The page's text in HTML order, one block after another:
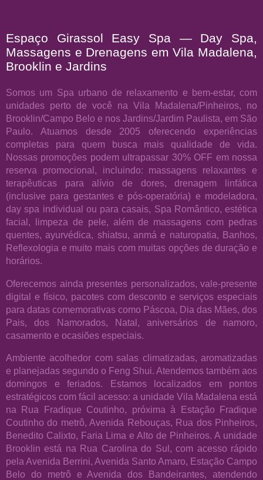
Espaço Girassol Easy Spa — Day Spa,
Massagens e Drenagens em Vila Madalena,
Brooklin e Jardins
Somos um Spa urbano de relaxamento e bem-estar, com
unidades perto de você na Vila Madalena/Pinheiros, no
Brooklin/Campo Belo e nos Jardins/Jardim Paulista, em São
Paulo. Atuamos desde 2005 oferecendo experiências
completas para quem busca mais qualidade de vida.
Nossas promoções podem ultrapassar 30% OFF em nossa
reserva promocional, incluindo: massagens relaxantes e
terapêuticas para alívio de dores, drenagem linfática
(inclusive para gestantes e pós-operatória) e modeladora,
day spa individual ou para casais, Spa Romântico, estética
facial, limpeza de pele, além de massagens com pedras
quentes, ayurvédica, shiatsu, anmá e naturopatia, Banhos,
Reflexologia e muito mais com muitas opções de duração e
horários.
Oferecemos ainda presentes personalizados, vale-presente
digital e físico, pacotes com desconto e serviços especiais
para datas comemorativas como Páscoa, Dia das Mães, dos
Pais, dos Namorados, Natal, aniversários de namoro,
casamento e ocasiões especiais.
Ambiente acolhedor com salas climatizadas, aromatizadas
e planejadas segundo o Feng Shui. Atendemos também aos
domingos e feriados. Estamos localizados em pontos
estratégicos com fácil acesso: a unidade Vila Madalena está
na Rua Fradique Coutinho, próxima à Estação Fradique
Coutinho do metrô, Avenida Rebouças, Rua dos Pinheiros,
Benedito Calixto, Faria Lima e Alto de Pinheiros. A unidade
Brooklin está na Rua Carolina do Sul, com acesso rápido
pela Avenida Berrini, Avenida Santo Amaro, Estação Campo
Belo do metrô e Avenida dos Bandeirantes, atendendo